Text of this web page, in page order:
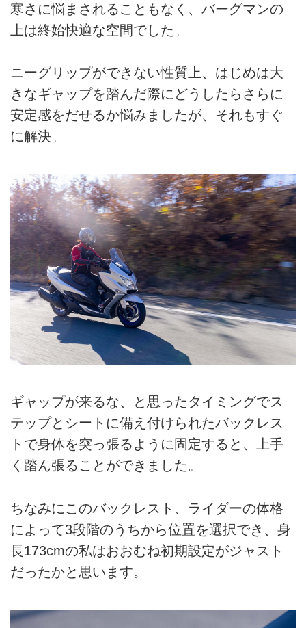
寒さに悩まされることもなく、バーグマンの
上は終始快適な空間でした。
ニーグリップができない性質上、はじめは大
きなギャップを踏んだ際にどうしたらさらに
安定感をだせるか悩みましたが、それもすぐ
に解決。
ギャップが来るな、と思ったタイミングでス
テップとシートに備え付けられたバックレス
トで身体を突っ張るように固定すると、上手
く踏ん張ることができました。
ちなみにこのバックレスト、ライダーの体格
によって3段階のうちから位置を選択でき、身
長173cmの私はおおむね初期設定がジャスト
だったかと思います。